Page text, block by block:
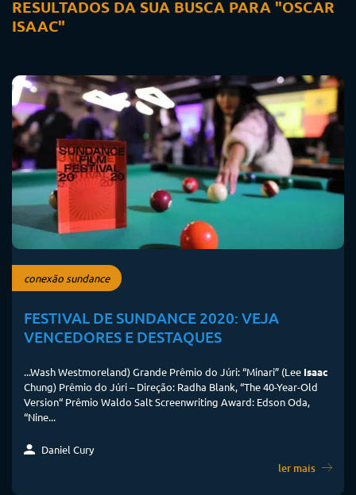
RESULTADOS DA SUA BUSCA PARA "OSCAR
ISAAC"
conexão sundance
FESTIVAL DE SUNDANCE 2020: VEJA
VENCEDORES E DESTAQUES
...Wash Westmoreland) Grande Prêmio do Júri: “Minari” (Lee Isaac
Chung) Prêmio do Júri – Direção: Radha Blank, “The 40-Year-Old
Version“ Prêmio Waldo Salt Screenwriting Award: Edson Oda,
“Nine...
Daniel Cury
ler mais